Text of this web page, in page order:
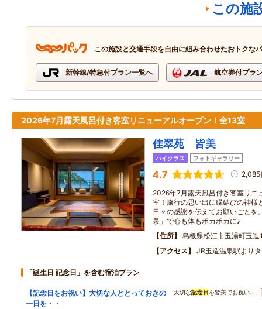
この施
この施設と交通手段を自由に組み合わせたおトクな
新幹線/特急付プラン一覧へ 航空券付プラ
2026年7月露天風呂付き客室リニューアルオープン！全13室
佳翠苑 皆美
ハイクラス フォトギャラリー
4.7 2,085
2026年7月露天風呂付き客室リニ
室！旅行の思い出に縁結びの神様
日々の感謝を伝えてお願いごとを
泉」で心も体もポカポカに♪
住所
島根県松江市玉湯町玉
アクセス
JR玉造温泉駅より
「誕生日 記念日」を含む宿泊プラン
【記念日をお祝い】大切な人ととっておきの
一日を・・
大切な記念日 を皆美でお祝い…